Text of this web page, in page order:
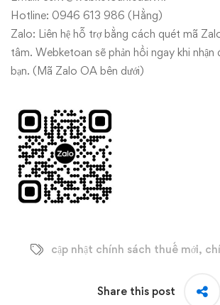
Hotline: 0946 613 986 (Hằng)
Zalo: Liên hệ hỗ trợ bằng cách quét mã
tâm. Webketoan sẽ phản hồi ngay khi nhận
bạn. (Mã Zalo OA bên dưới)
cập nhật chính sách thuế mới,
Share this post